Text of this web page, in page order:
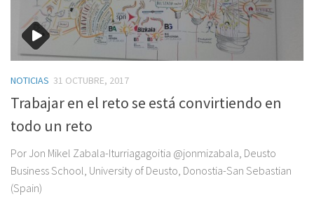
NOTICIAS 31 OCTUBRE, 2017
Trabajar en el reto se está convirtiendo en
todo un reto
Por Jon Mikel Zabala-Iturriagagoitia @jonmizabala, Deusto
Business School, University of Deusto, Donostia-San Sebastian
(Spain)